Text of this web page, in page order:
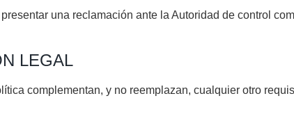
una reclamación ante la Autoridad de control
LEGAL
complementan, y no reemplazan, cualquier otro